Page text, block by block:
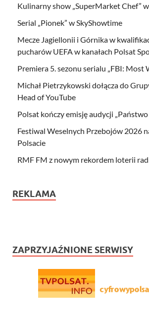
Kulinarny show „SuperMarket Chef”
Serial „Pionek” w SkyShowtime
Mecze Jagiellonii i Górnika w
pucharów UEFA w kanałach Polsat
Premiera 5. sezonu serialu „FBI: Most
Michał Pietrzykowski dołącza do
Head of YouTube
Polsat kończy emisję audycji
Festiwal Weselnych Przebojów 2026
Polsacie
RMF FM z nowym rekordem loterii
REKLAMA
ZAPRZYJAŹNIONE SERWISY